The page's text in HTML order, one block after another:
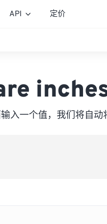
API 定价
入一个值，我们将自动